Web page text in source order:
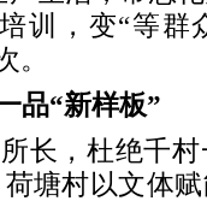
训，变“等群
。
品“新样板”
长，杜绝千
荷塘村以文体